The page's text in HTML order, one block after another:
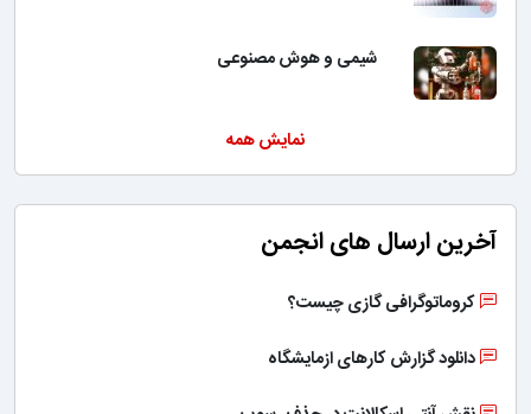
شیمی و هوش مصنوعی
نمایش همه
آخرین ارسال های انجمن
کروماتوگرافی گازی چیست؟
دانلود گزارش کارهای ازمایشگاه